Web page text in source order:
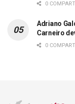
0
Adriano
Carneiro
0